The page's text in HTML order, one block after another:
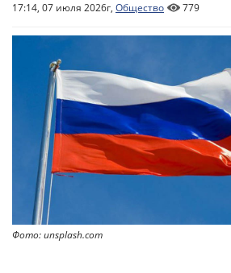
17:14, 07 июля 2026г, Общество 779
Фото: unsplash.com